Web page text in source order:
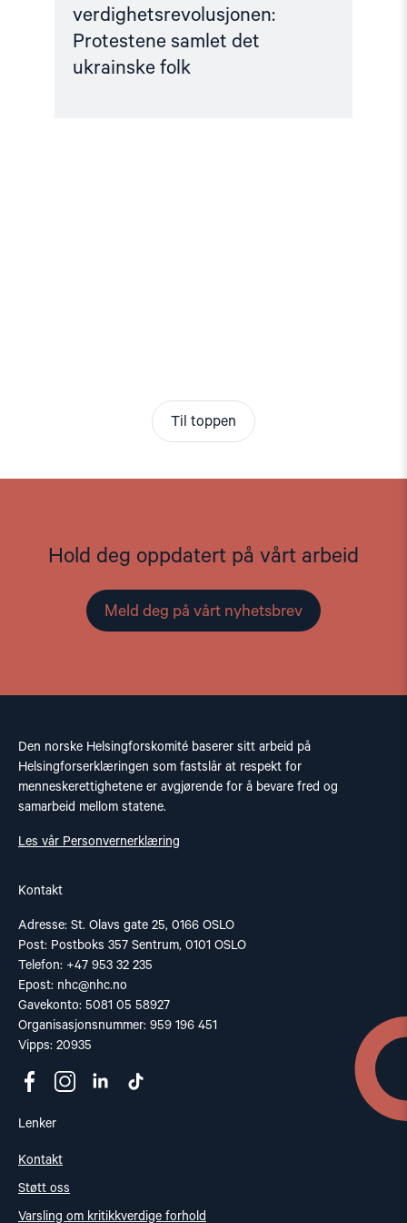
verdighetsrevolusjonen:
Protestene samlet det
ukrainske folk
Til toppen
Hold deg oppdatert på vårt arbeid
Meld deg på vårt nyhetsbrev
Den norske Helsingforskomité baserer sitt arbeid på
Helsingforserklæringen som fastslår at respekt for
menneskerettighetene er avgjørende for å bevare fred og
samarbeid mellom statene.
Les vår Personvernerklæring
Kontakt
Adresse: St. Olavs gate 25, 0166 OSLO
Post: Postboks 357 Sentrum, 0101 OSLO
Telefon: +47 953 32 235
Epost: nhc@nhc.no
Gavekonto: 5081 05 58927
Organisasjonsnummer: 959 196 451
Vipps: 20935
Lenker
Kontakt
Støtt oss
Varsling om kritikkverdige forhold